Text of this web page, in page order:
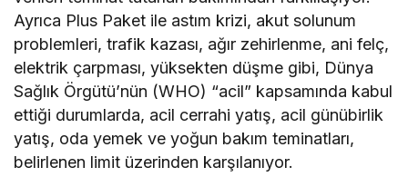
Ayrıca Plus Paket ile astım krizi, akut solunum
problemleri, trafik kazası, ağır zehirlenme, ani felç,
elektrik çarpması, yüksekten düşme gibi, Dünya
Sağlık Örgütü’nün (WHO) “acil” kapsamında kabul
ettiği durumlarda, acil cerrahi yatış, acil günübirlik
yatış, oda yemek ve yoğun bakım teminatları,
belirlenen limit üzerinden karşılanıyor.